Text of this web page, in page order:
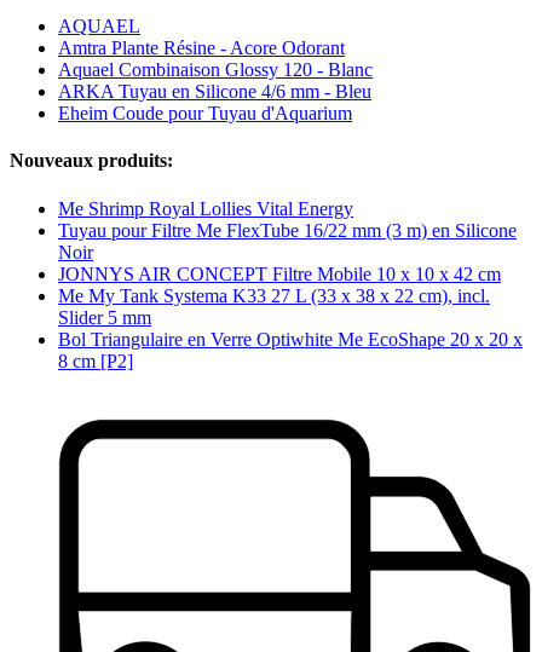
AQUAEL
Amtra Plante Résine - Acore Odorant
Aquael Combinaison Glossy 120 - Blanc
ARKA Tuyau en Silicone 4/6 mm - Bleu
Eheim Coude pour Tuyau d'Aquarium
Nouveaux produits:
Me Shrimp Royal Lollies Vital Energy
Tuyau pour Filtre Me FlexTube 16/22 mm (3 m) en Silicone
Noir
JONNYS AIR CONCEPT Filtre Mobile 10 x 10 x 42 cm
Me My Tank Systema K33 27 L (33 x 38 x 22 cm), incl.
Slider 5 mm
Bol Triangulaire en Verre Optiwhite Me EcoShape 20 x 20 x
8 cm [P2]